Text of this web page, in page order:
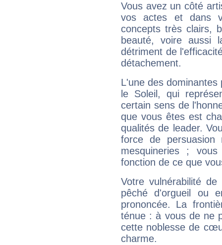
Vous avez un côté
vos actes et dans
concepts très clairs,
beauté, voire aussi
détriment de
détachement.
L'une des
le Soleil, qui
certain sens de
que vous êtes est
qualités de leader.
force de
mesquineries ;
fonction de ce que
Votre vulnérabilité
pêché d'orgueil ou
prononcée. La
ténue : à vous de ne
cette noblesse de
charme.